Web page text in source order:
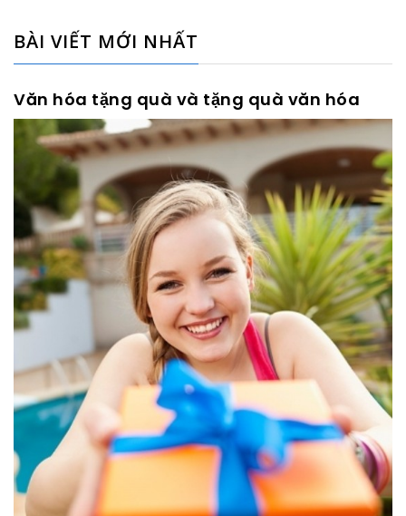
BÀI VIẾT MỚI NHẤT
Văn hóa tặng quà và tặng quà văn hóa